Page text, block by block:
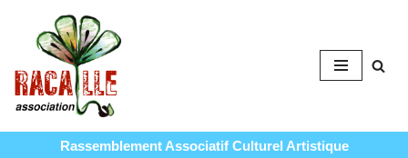
Aller
au
contenu
Rassemblement Associatif Culturel Artistique